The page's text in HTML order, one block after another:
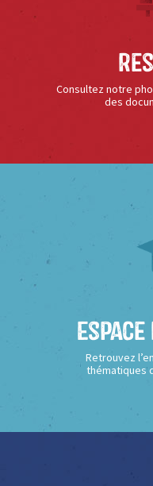
Consultez notre
des
Retrouvez
thématiques